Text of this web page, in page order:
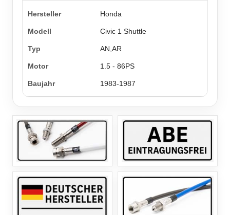
Honda
Civic 1 Shuttle
AN,AR
1.5 - 86PS
1983-1987